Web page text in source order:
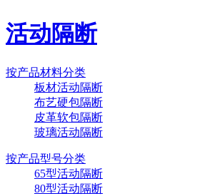
活动隔断
按产品材料分类
板材活动隔断
布艺硬包隔断
皮革软包隔断
玻璃活动隔断
按产品型号分类
65型活动隔断
80型活动隔断
广东揭阳榕江大酒店